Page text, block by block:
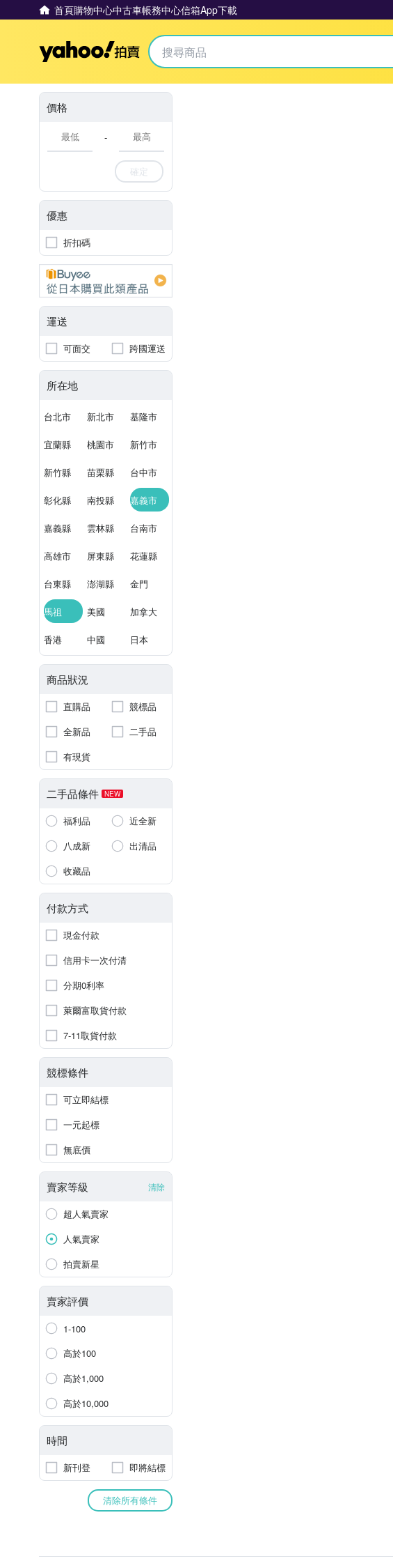
首頁購物中心中古車帳務中心信箱App下載
Yahoo拍賣
價格
-
確定
優惠
折扣碼
運送
可面交 跨國運送
所在地
台北市 新北市 基隆市
宜蘭縣 桃園市 新竹市
新竹縣 苗栗縣 台中市
彰化縣 南投縣 嘉義市
嘉義縣 雲林縣 台南市
高雄市 屏東縣 花蓮縣
台東縣 澎湖縣 金門
馬祖 美國 加拿大
香港 中國 日本
商品狀況
直購品
競標品
全新品
二手品
有現貨
二手品條件 NEW
福利品
近全新
八成新
出清品
收藏品
付款方式
現金付款
信用卡一次付清
分期0利率
萊爾富取貨付款
7-11取貨付款
競標條件
可立即結標
一元起標
無底價
賣家等級 清除
超人氣賣家
人氣賣家
拍賣新星
賣家評價
1-100
高於100
高於1,000
高於10,000
時間
新刊登 即將結標
清除所有條件